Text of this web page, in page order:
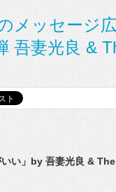
メッセージ
吾妻光良 &
いい」by 吾妻光良 &